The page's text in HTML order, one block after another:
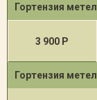
Гортензия
3 900 Р
Гортензия